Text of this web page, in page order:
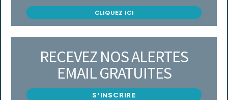
CLIQUEZ ICI
RECEVEZ NOS ALERTES
EMAIL GRATUITES
S'INSCRIRE